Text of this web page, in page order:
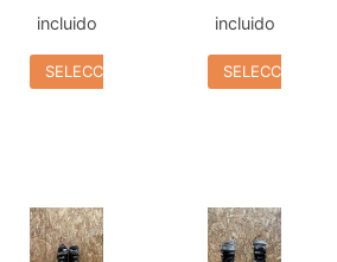
incluido
SELECCIONAR OPCIONES
incluido
SELECCIONAR